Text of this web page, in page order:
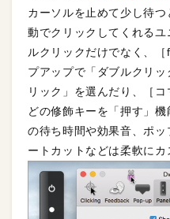
カーソルを止めて少し待
動でクリックしてくれる
ルクリックだけでなく、
プアップで「ダブルクリ
リック」を選んだり、［
どの修飾キーを「押す」
の待ち時間や効果音、ポ
ートカットなどは柔軟にカ